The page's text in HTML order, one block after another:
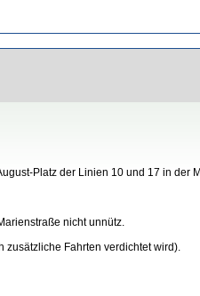
Platz der Linien 10 und 17 in der
nicht unnütz.
Fahrten verdichtet wird).